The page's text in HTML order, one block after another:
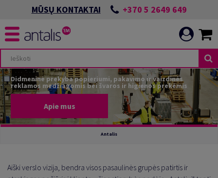
MŪSŲ KONTAKTAI +370 5 2649 649
Didmeninė prekyba popieriumi, pakavimo ir vaizdinės
reklamos medžiagomis bei švaros ir higienos prekėmis
Apie mus
Antalis
Aiški verslo vizija, bendra visos pasaulinės grupės patirtis ir